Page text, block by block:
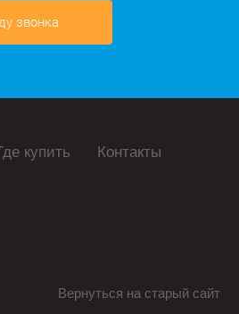
звонка
купить Контакты
Вернуться на старый сайт